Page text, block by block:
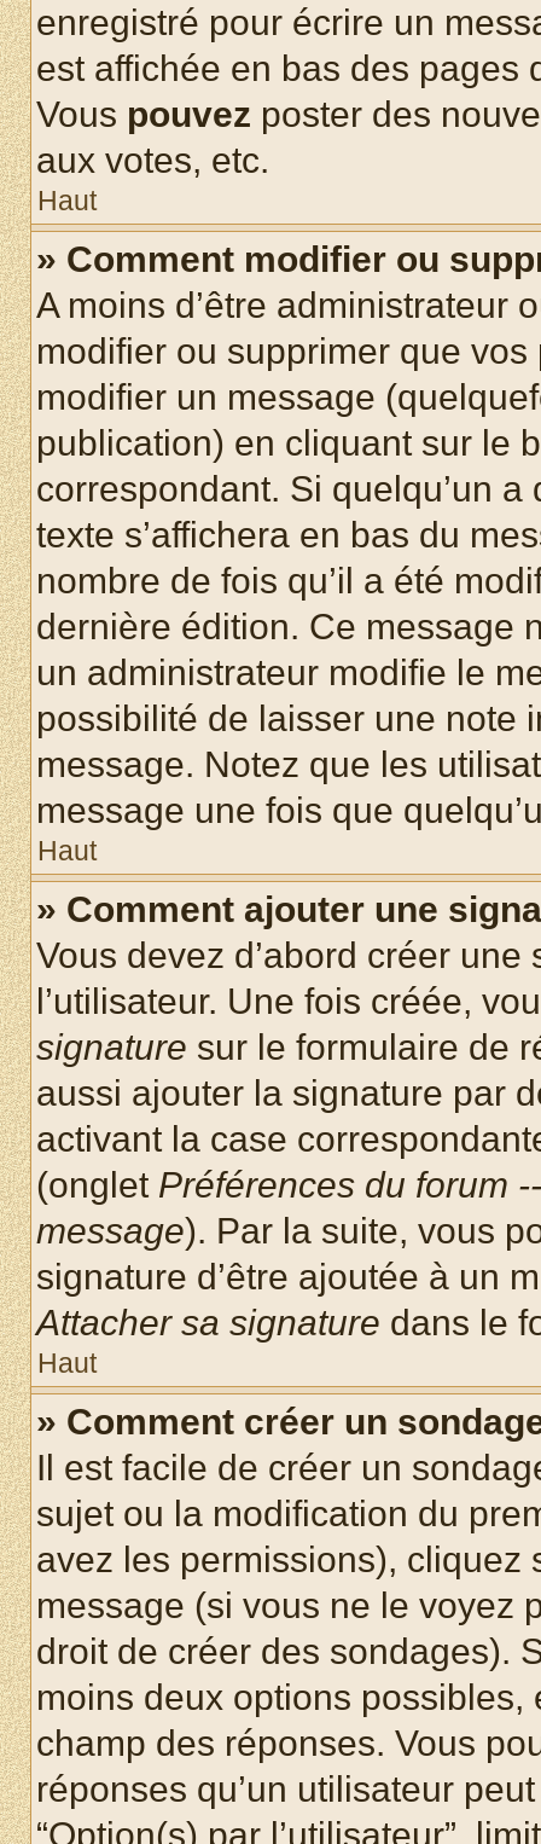
enregistré pour écrire un
est affichée en bas des pages
Vous pouvez poster des
aux votes, etc.
Haut
» Comment modifier ou
A moins d’être administrateur
modifier ou supprimer que
modifier un message
publication) en cliquant sur le
correspondant. Si quelqu’un
texte s’affichera en bas du
nombre de fois qu’il a été
dernière édition. Ce message
un administrateur modifie le
possibilité de laisser une note
message. Notez que les
message une fois que
Haut
» Comment ajouter une
Vous devez d’abord créer
l’utilisateur. Une fois créée,
signature sur le formulaire de
aussi ajouter la signature par
activant la case
(onglet Préférences du forum
message). Par la suite, vous
signature d’être ajoutée à un
Attacher sa signature dans le
Haut
» Comment créer un
Il est facile de créer un
sujet ou la modification du
avez les permissions), cliquez
message (si vous ne le voyez
droit de créer des sondages).
moins deux options
champ des réponses. Vous
réponses qu’un utilisateur
“Option(s) par l’utilisateur”,